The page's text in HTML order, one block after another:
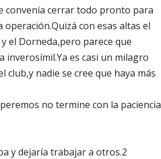
convenía cerrar todo pronto para
con esas altas el
el Dorneda,pero parece que
inverosímil.Ya es casi un milagro
nadie se cree que haya más
no termine con la paciencia
y dejaría trabajar a otros.2